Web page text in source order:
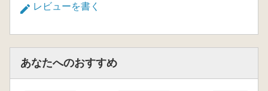
レビューを書く
あなたへのおすすめ